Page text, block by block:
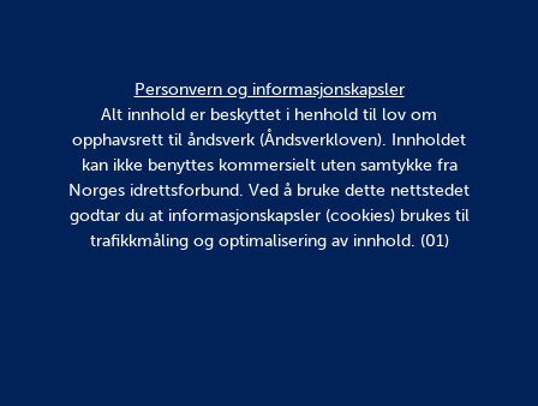
Personvern og informasjonskapsler
Alt innhold er beskyttet i henhold til lov om
opphavsrett til åndsverk (Åndsverkloven). Innholdet
kan ikke benyttes kommersielt uten samtykke fra
Norges idrettsforbund. Ved å bruke dette nettstedet
godtar du at informasjonskapsler (cookies) brukes til
trafikkmåling og optimalisering av innhold. (01)